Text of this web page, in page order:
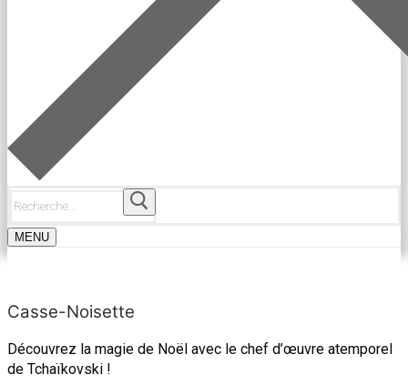
Rechercher
MENU
Casse-Noisette
Découvrez la magie de Noël avec le chef d’œuvre atemporel
de Tchaïkovski !